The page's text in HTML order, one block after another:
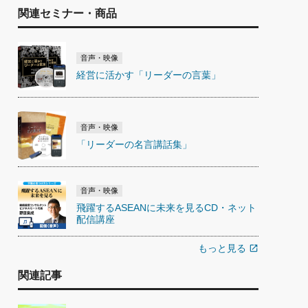
関連セミナー・商品
音声・映像
経営に活かす「リーダーの言葉」
音声・映像
「リーダーの名言講話集」
音声・映像
飛躍するASEANに未来を見るCD・ネット
配信講座
もっと見る open_in_new
関連記事